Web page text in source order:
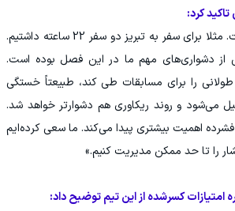
کرد:
«شرایط تیم ما خاص است. مثلا برای سفر به تبریز دو سفر 22 ساعته داشتیم.
از دشواری‌های مهم ما در این فصل بوده است.
را برای مسابقات طی کند، طبیعتاً خستگی
می‌شود و روند ریکاوری هم دشوارتر خواهد شد.
اهمیت بیشتری پیدا می‌کند. ما سعی کرده‌ایم
را تا حد ممکن مدیریت کنیم.»
امتیازات کسرشده از این تیم توضیح داد: